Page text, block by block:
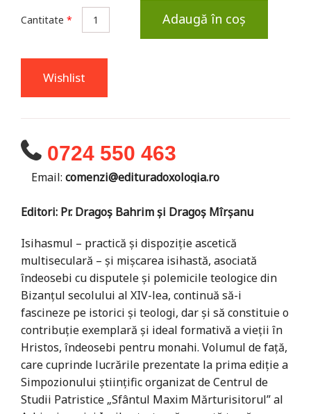
Cantitate * Adaugă în coș
Wishlist
0724 550 463
Email: comenzi@edituradoxologia.ro
Editori: Pr. Dragoș Bahrim și Dragoș Mîrșanu
Isihasmul – practică și dispoziție ascetică
multiseculară – și mișcarea isihastă, asociată
îndeosebi cu disputele și polemicile teologice din
Bizanțul secolului al XIV-lea, continuă să-i
fascineze pe istorici și teologi, dar și să constituie o
contribuție exemplară și ideal formativă a vieții în
Hristos, îndeosebi pentru monahi. Volumul de față,
care cuprinde lucrările prezentate la prima ediție a
Simpozionului științific organizat de Centrul de
Studii Patristice „Sfântul Maxim Mărturisitorul” al